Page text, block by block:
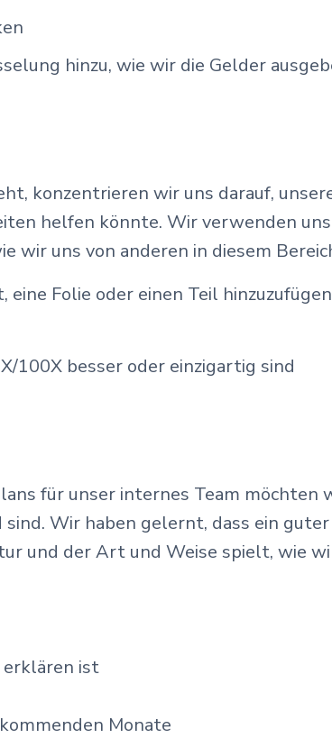
hinzu, wie wir die Gelder
konzentrieren wir uns darauf,
helfen könnte. Wir verwenden
wir uns von anderen in diesem
Folie oder einen Teil
100X besser oder einzigartig sind
für unser internes Team möchten
Wir haben gelernt, dass ein
und der Art und Weise spielt, wie
erklären ist
Monate